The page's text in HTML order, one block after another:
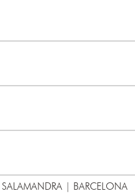
| BARCELONA